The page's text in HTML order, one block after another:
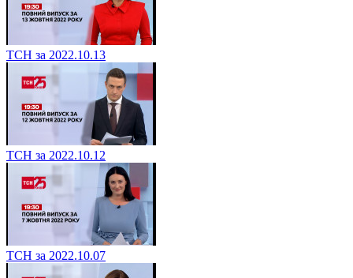
ТСН за 2022.10.13
ТСН за 2022.10.12
ТСН за 2022.10.07